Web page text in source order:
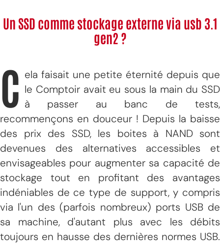
Un SSD comme stockage externe via usb 3.1
gen2 ?
C ela faisait une petite éternité depuis que
le Comptoir avait eu sous la main du SSD
à passer au banc de tests,
recommençons en douceur ! Depuis la baisse
des prix des SSD, les boites à NAND sont
devenues des alternatives accessibles et
envisageables pour augmenter sa capacité de
stockage tout en profitant des avantages
indéniables de ce type de support, y compris
via l'un des (parfois nombreux) ports USB de
sa machine, d'autant plus avec les débits
toujours en hausse des dernières normes USB.